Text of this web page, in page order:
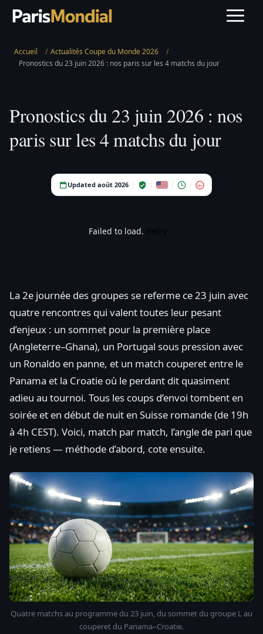
Accueil / Actualités Coupe du Monde 2026
/
Pronostics du 23 juin 2026 : nos paris sur les 4 matchs du jour
Pronostics du 23 juin 2026 : nos
paris sur les 4 matchs du jour
Updated août 2026 18+
Failed to load.
La 2e journée des groupes se referme ce 23 juin avec
quatre rencontres qui valent toutes leur pesant
d’enjeux : un sommet pour la première place
(Angleterre–Ghana), un Portugal sous pression avec
un Ronaldo en panne, et un match couperet entre le
Panama et la Croatie où le perdant dit quasiment
adieu au tournoi. Tous les coups d’envoi tombent en
soirée et en début de nuit en Suisse romande (de 19h
à 4h CEST). Voici, match par match, l’angle de pari que
je retiens — méthode d’abord, cote ensuite.
Quatre matchs au programme du 23 juin, du sommet du groupe L au
couperet du Panama–Croatie.